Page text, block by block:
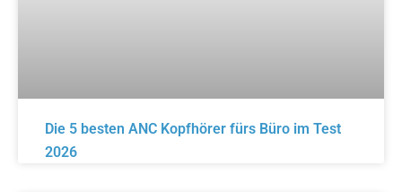
Die 5 besten ANC Kopfhörer fürs Büro im Test
2026